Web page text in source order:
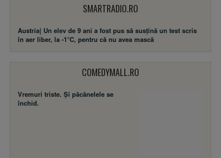
SMARTRADIO.RO
Austria| Un elev de 9 ani a fost pus să susţină un test scris
în aer liber, la -1°C, pentru că nu avea mască
COMEDYMALL.RO
Vremuri triste. Şi păcănelele se
închid.